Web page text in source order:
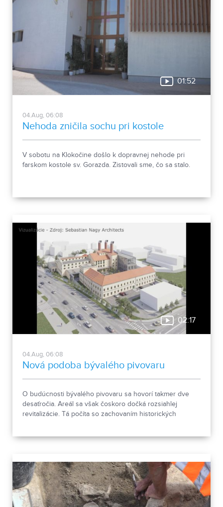
01:52
04.Aug, 06:08
Nehoda zničila sochu pri kostole
V sobotu na Klokočine došlo k dopravnej nehode pri
farskom kostole sv. Gorazda. Zistovali sme, čo sa stalo.
02:17
04.Aug, 06:08
Nová podoba bývalého pivovaru
O budúcnosti bývalého pivovaru sa hovorí takmer dve
desaťročia. Areál sa však čoskoro dočká rozsiahlej
revitalizácie. Tá počíta so zachovaním historických